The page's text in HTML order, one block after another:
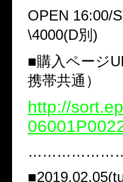
OPEN 16:00/
\4000(D別)
■購入ページ
携帯共通）
http://